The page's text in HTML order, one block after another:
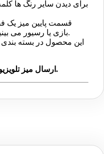
برای دیدن سایر رنگ ها
قسمت پایین میز یک
بازی یا رسیور می بینیم که بسیار کاربردی است.
این محصول در بسته
ارسال میز تلویزیون به سراسر کشور رایگان است.